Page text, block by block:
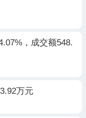
，成交额548.
万元